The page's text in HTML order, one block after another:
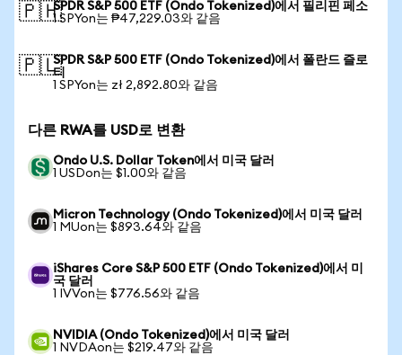
🇵🇭SPDR S&P 500 ETF (Ondo Tokenized)에서 필리핀 페소
1 SPYon는 ₱47,229.03와 같음
🇵🇱SPDR S&P 500 ETF (Ondo Tokenized)에서 폴란드 즐로
티
1 SPYon는 zł 2,892.80와 같음
다른 RWA를 USD로 변환
Ondo U.S. Dollar Token에서 미국 달러
1 USDon는 $1.00와 같음
Micron Technology (Ondo Tokenized)에서 미국 달러
1 MUon는 $893.64와 같음
iShares Core S&P 500 ETF (Ondo Tokenized)에서 미
국 달러
1 IVVon는 $776.56와 같음
NVIDIA (Ondo Tokenized)에서 미국 달러
1 NVDAon는 $219.47와 같음